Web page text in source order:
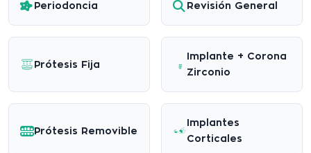
Periodoncia Revisión General
Prótesis Fija
Implante + Corona
Zirconio
Prótesis Removible
Implantes
Corticales